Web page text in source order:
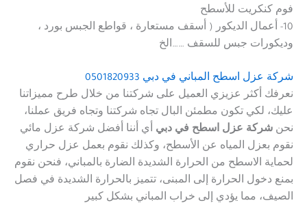
فوم كنكريت للأسطح
10- أعمال الديكور ( أسقف مستعارة ، قواطع الجبس بورد ،
وديكورات جبس للسقف ……الخ
شركة عزل اسطح المباني في دبي 0501820933
نعرفك أكثر عزيزي العميل على شركتنا من خلال طرح مميزاتنا
عليك، لكي تكون مطمئن البال تجاه شركتنا وتجاه فريق عملنا،
نحن شركة عزل اسطح في دبي أي أننا أفضل شركة عزل مائي
نقوم بعزل المياه عن الأسطح، وكذلك نقوم بعمل عزل حراري
لحماية الاسطح من الحرارة الشديدة الضارة بالمباني، فنحن نقوم
بمنع دخول الحرارة إلى المبنى، تتميز بالحرارة الشديدة في فصل
الصيف، مما يؤدي إلى خراب المباني بشكل كبير